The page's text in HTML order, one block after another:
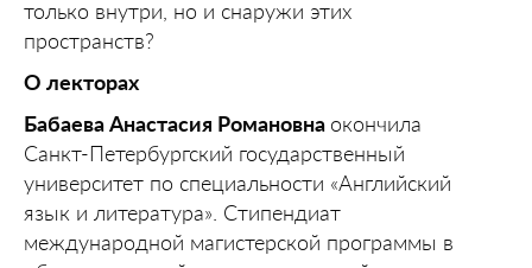
только внутри, но и снаружи этих
пространств?
О лекторах
Бабаева Анастасия Романовна окончила
Санкт-Петербургский государственный
университет по специальности «Английский
язык и литература». Стипендиат
международной магистерской программы в